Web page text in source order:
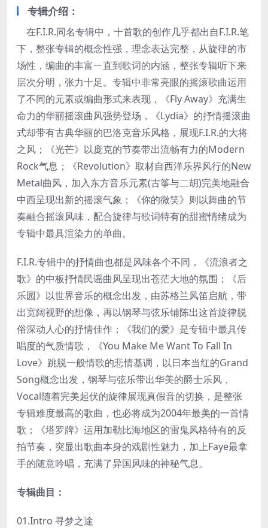
专辑介绍：
在F.I.R.同名专辑中，十首歌的创作几乎都出自F.I.R.笔
下，整张专辑的概念性强，理念表达完整，从旋律的市
场性，编曲的丰富ㄧ直到歌词的内涵，整张专辑听下来
层次分明，张力十足。专辑中非常亮眼的摇滚歌曲运用
了不同的元素或编曲形式来表现，《Fly Away》充满生
命力的华丽摇滚曲风强势登场，《Lydia》的抒情摇滚曲
式却带有古典华丽的巴洛克音乐风格，展现F.I.R.的大将
之风；《光芒》以庞克的节奏带出流畅有力的Modern
Rock气息；《Revolution》取材自西洋乐界风行的New
Metal曲风，加入东方音乐元素(古筝与二胡)完美地融合
中西呈现出新的摇滚气象；《你的微笑》则以舞曲的节
奏融合摇滚风味，配合旋律与歌词特有的甜蜜情绪成为
专辑中最具渲染力的单曲。
F.I.R.专辑中的抒情曲也都是风味各个不同，《流浪者之
歌》的中板抒情民谣曲风呈现出苍茫大地的氛围；《后
乐园》以世界音乐的概念出发，由苏格兰风笛启航，带
出宽阔视野的想像，再以钢琴与弦乐铺陈出这首旋律脱
俗深动人心的抒情佳作；《我们的爱》是专辑中最具传
唱度的气质情歌，《You Make Me Want To Fall In
Love》跳脱一般情歌的悲情基调，以日本当红的Grand
Song概念出发，钢琴与弦乐带出华美的爵士乐风，
Vocal随着完美起伏的旋律展现真假音的切换，是整张
专辑难度最高的歌曲，也必将成为2004年最美的一首情
歌；《塔罗牌》运用加勒比海地区的雷鬼风格特有的反
拍节奏，突显出歌曲本身的戏剧性魅力，加上Faye最拿
手的随意吟唱，充满了异国风味的神秘气息。
专辑曲目：
01.Intro 寻梦之途